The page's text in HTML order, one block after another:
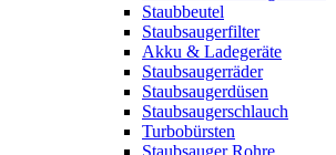
Staubbeutel
Staubsaugerfilter
Akku & Ladegeräte
Staubsaugerräder
Staubsaugerdüsen
Staubsaugerschlauch
Turbobürsten
Staubsauger Rohre